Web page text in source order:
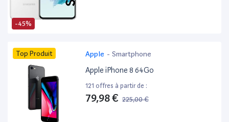
-45%
Top Produit Apple - Smartphone
Apple iPhone 8 64Go
121 offres à partir de :
79,98 € 225,00 €